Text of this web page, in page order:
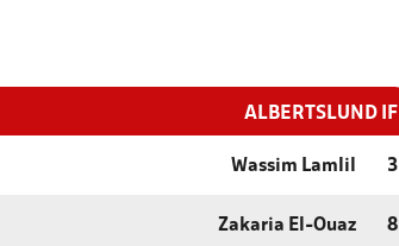
ALBERTSLUND IF
Wassim Lamlil 3
Zakaria El-Ouaz 8